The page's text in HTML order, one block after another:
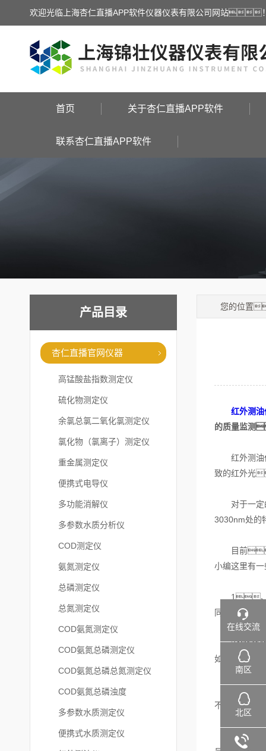
欢迎光临上海杏仁直播APP软件仪器仪表有限公司网站
首页 关于杏仁直播APP软件
联系杏仁直播APP软件
产品目录
杏仁直播官网仪器
高锰酸盐指数测定仪
硫化物测定仪
余氯总氯二氧化氯测定仪
氯化物（氯离子）测定仪
重金属测定仪
便携式电导仪
多功能消解仪
多参数水质分析仪
COD测定仪
氨氮测定仪
总磷测定仪
总氮测定仪
COD氨氮测定仪
COD氨氮总磷测定仪
COD氨氮总磷总氮测定仪
COD氨氮总磷浊度
多参数水质测定仪
便携式水质测定仪
您的位置
红外测油
的质量监测
红外测油
致的红外光
对于一定
3030nm处
目前
小编这里有
1、首
同。
2、
如烟罩
不符合国标;
4、
在线交流
南区
北区